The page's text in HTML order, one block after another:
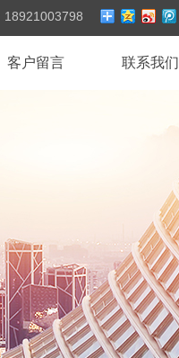
18921003798
客户留言 联系我们